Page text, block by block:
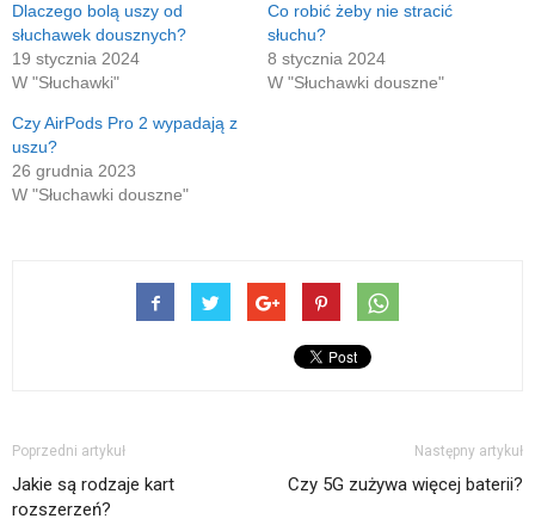
w
nowym
oknie)
Dlaczego bolą uszy od
słuchawek dousznych?
19 stycznia 2024
W "Słuchawki"
Co robić żeby nie stracić
słuchu?
8 stycznia 2024
W "Słuchawki douszne"
Czy AirPods Pro 2 wypadają z
uszu?
26 grudnia 2023
W "Słuchawki douszne"
Poprzedni artykuł
Jakie są rodzaje kart
rozszerzeń?
Następny artykuł
Czy 5G zużywa więcej baterii?